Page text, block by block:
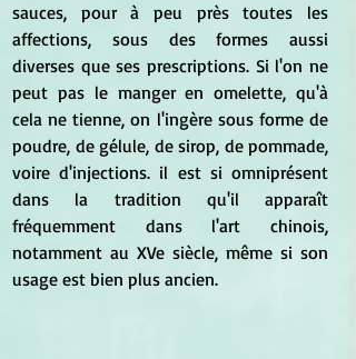
sauces, pour à peu près toutes les
affections, sous des formes aussi
diverses que ses prescriptions. Si l'on ne
peut pas le manger en omelette, qu'à
cela ne tienne, on l'ingère sous forme de
poudre, de gélule, de sirop, de pommade,
voire d'injections. il est si omniprésent
dans la tradition qu'il apparaît
fréquemment dans l'art chinois,
notamment au XVe siècle, même si son
usage est bien plus ancien.